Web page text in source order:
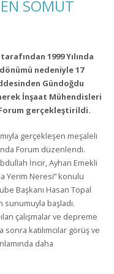
SOMUT
1999 Yılında
nedeniyle 17
Gündoğdu
İnşaat Mühendisleri
gerçekleştirildi.
gerçekleşen meşaleli
Forum düzenlendi.
İncir, Ayhan Emekli
Yerim Neresi” konulu
Başkanı Hasan Topal
sunumuyla başladı.
çalışmalar ve depreme
katılımcılar görüş ve
daha